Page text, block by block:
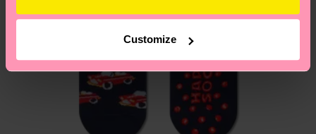
Customize